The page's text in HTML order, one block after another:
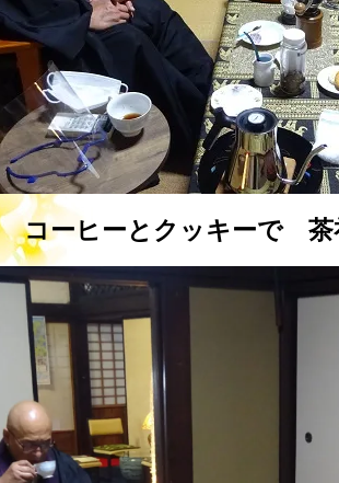
コーヒーとクッキーで 茶